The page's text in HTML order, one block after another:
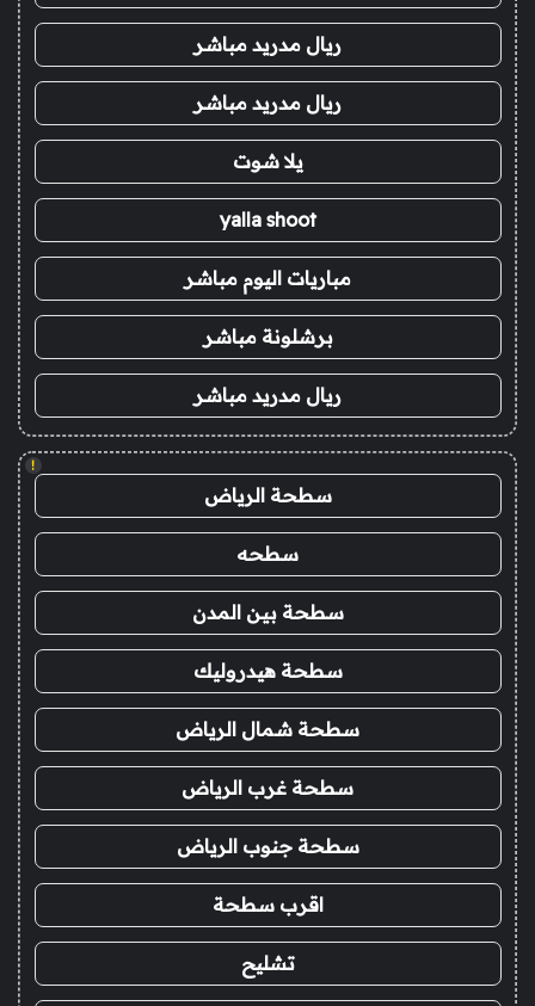
ريال مدريد مباشر
ريال مدريد مباشر
يلا شوت
yalla shoot
مباريات اليوم مباشر
برشلونة مباشر
ريال مدريد مباشر
!
سطحة الرياض
سطحه
سطحة بين المدن
سطحة هيدروليك
سطحة شمال الرياض
سطحة غرب الرياض
سطحة جنوب الرياض
اقرب سطحة
تشليح